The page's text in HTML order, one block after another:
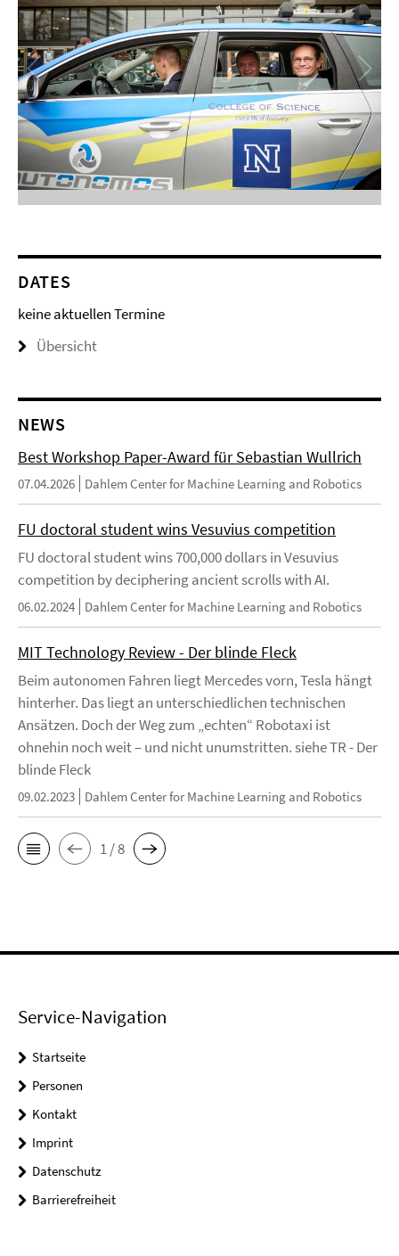
DATES
keine aktuellen Termine
Übersicht
NEWS
Best Workshop Paper-Award für Sebastian Wullrich
07.04.2026 Dahlem Center for Machine Learning and Robotics
FU doctoral student wins Vesuvius competition
FU doctoral student wins 700,000 dollars in Vesuvius
competition by deciphering ancient scrolls with AI.
06.02.2024 Dahlem Center for Machine Learning and Robotics
MIT Technology Review - Der blinde Fleck
Beim autonomen Fahren liegt Mercedes vorn, Tesla hängt
hinterher. Das liegt an unterschiedlichen technischen
Ansätzen. Doch der Weg zum „echten“ Robotaxi ist
ohnehin noch weit – und nicht unumstritten. siehe TR - Der
blinde Fleck
09.02.2023 Dahlem Center for Machine Learning and Robotics
1 / 8
Service-Navigation
Startseite
Personen
Kontakt
Imprint
Datenschutz
Barrierefreiheit